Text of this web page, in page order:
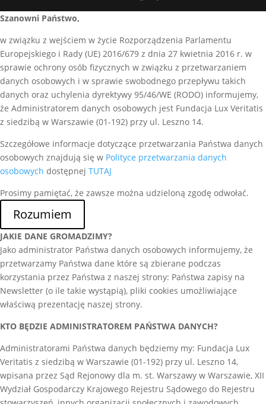
Szanowni Państwo,
w związku z wejściem w życie Rozporządzenia Parlamentu
Europejskiego i Rady (UE) 2016/679 z dnia 27 kwietnia 2016 r. w
sprawie ochrony osób fizycznych w związku z przetwarzaniem
danych osobowych i w sprawie swobodnego przepływu takich
danych oraz uchylenia dyrektywy 95/46/WE (RODO) informujemy,
że Administratorem danych osobowych jest Fundacja Lux Veritatis
z siedzibą w Warszawie (01-192) przy ul. Leszno 14.
Szczegółowe informacje dotyczące przetwarzania Państwa danych
osobowych znajdują się w Polityce przetwarzania danych
osobowych dostępnej TUTAJ
Prosimy pamiętać, że zawsze można udzieloną zgodę odwołać.
Rozumiem
JAKIE DANE GROMADZIMY?
Jako administrator Państwa danych osobowych informujemy, że
przetwarzamy Państwa dane które są zbierane podczas
korzystania przez Państwa z naszej strony: Państwa zapisy na
Newsletter (o ile takie wystąpią), pliki cookies umożliwiające
właściwą prezentację naszej strony.
KTO BĘDZIE ADMINISTRATOREM PAŃSTWA DANYCH?
Administratorami Państwa danych będziemy my: Fundacja Lux
Veritatis z siedzibą w Warszawie (01-192) przy ul. Leszno 14,
wpisana przez Sąd Rejonowy dla m. st. Warszawy w Warszawie, XII
Wydział Gospodarczy Krajowego Rejestru Sądowego do Rejestru